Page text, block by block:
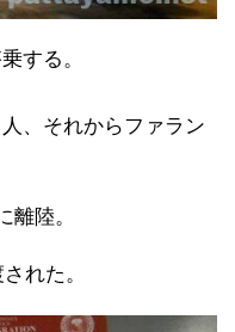
する。
、それからファラン
離陸。
れた。